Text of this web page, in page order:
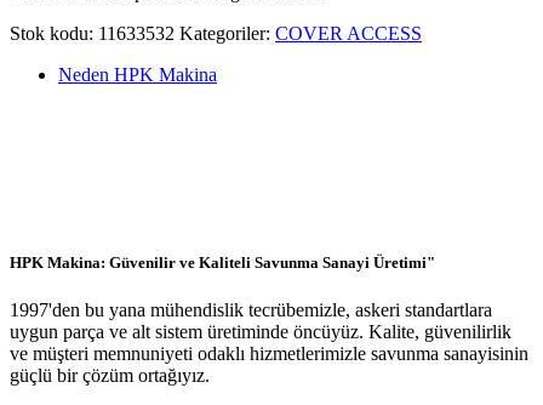
Stok kodu: 11633532 Kategoriler: COVER ACCESS
Neden HPK Makina
HPK Makina: Güvenilir ve Kaliteli Savunma Sanayi Üretimi"
1997'den bu yana mühendislik tecrübemizle, askeri standartlara
uygun parça ve alt sistem üretiminde öncüyüz. Kalite, güvenilirlik
ve müşteri memnuniyeti odaklı hizmetlerimizle savunma sanayisinin
güçlü bir çözüm ortağıyız.